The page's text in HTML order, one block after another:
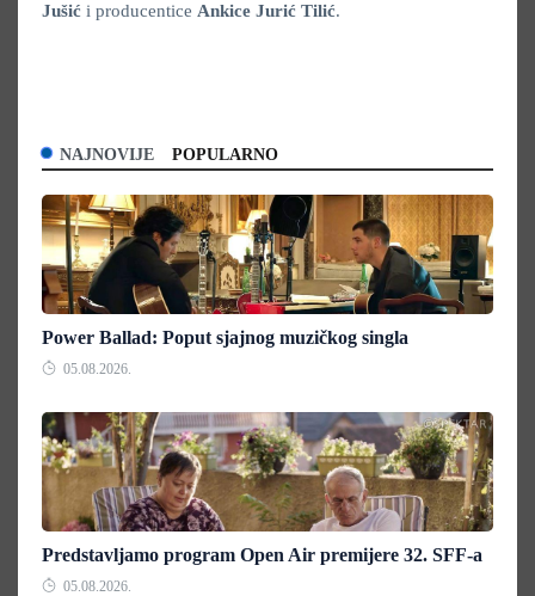
Jušić i producentice Ankice Jurić Tilić.
NAJNOVIJE POPULARNO
Power Ballad: Poput sjajnog muzičkog singla
05.08.2026.
Predstavljamo program Open Air premijere 32. SFF-a
05.08.2026.